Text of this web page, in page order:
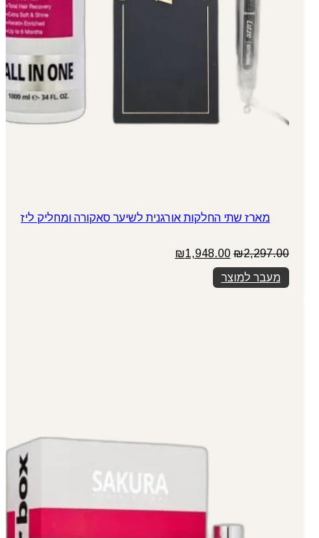
מארז שתי החלקות אורגנית לשיער סאקורה ומחליק ליז
₪2,297.00
המחיר
המקורי
היה:
₪2,297.00.
₪1,948.00
מעבר למוצר